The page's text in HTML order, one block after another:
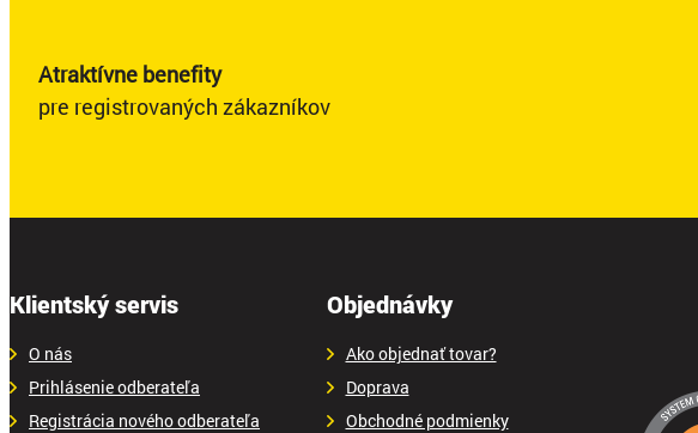
Atraktívne benefity
pre registrovaných zákazníkov
Klientský servis
O nás
Prihlásenie odberateľa
Registrácia nového odberateľa
Objednávky
Ako objednať tovar?
Doprava
Obchodné podmienky